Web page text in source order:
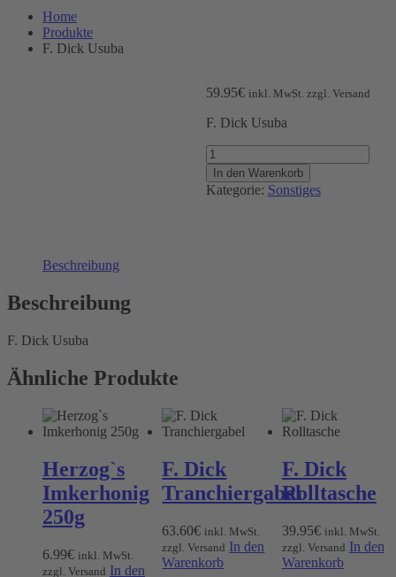
Home
Produkte
F. Dick Usuba
59.95€ inkl. MwSt. zzgl. Versand
F. Dick Usuba
F.
Dick
Usuba
Menge
In den Warenkorb
Kategorie: Sonstiges
Beschreibung
Beschreibung
F. Dick Usuba
Ähnliche Produkte
Herzog`s
Imkerhonig
250g
6.99€ inkl. MwSt.
zzgl. Versand In den
F. Dick
Tranchiergabel
63.60€ inkl. MwSt.
zzgl. Versand In den
Warenkorb
F. Dick
Rolltasche
39.95€ inkl. MwSt.
zzgl. Versand In den
Warenkorb